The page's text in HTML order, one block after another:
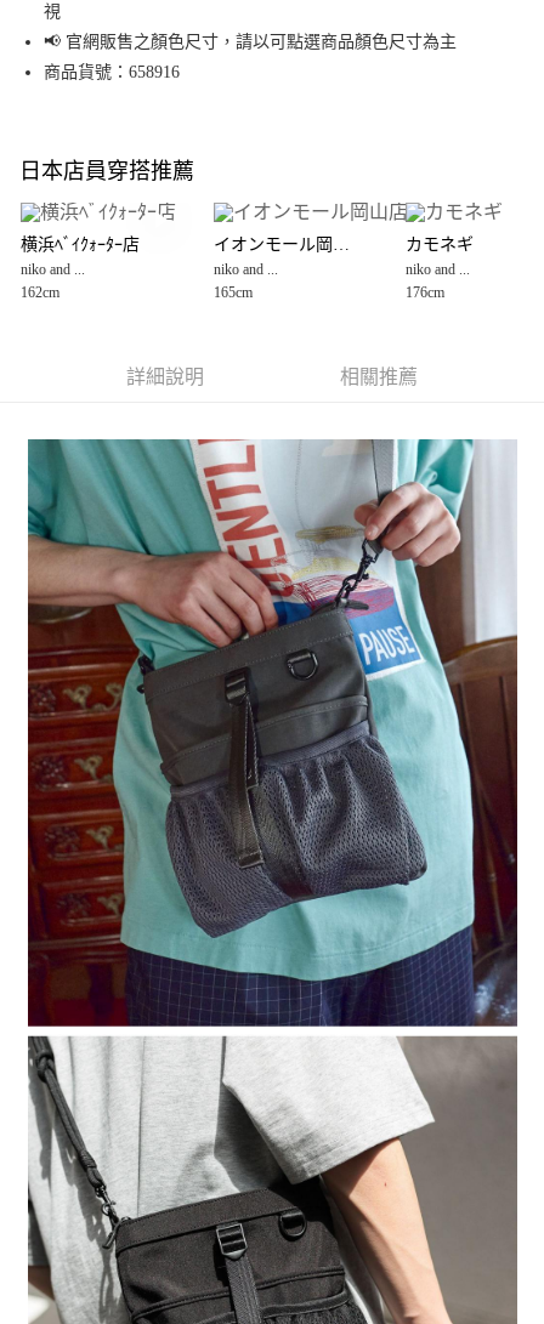
街口支付
悠遊付
全盈+PAY
大哥付你分期
【大哥付你分期使用說明】
1.本服務由台灣大哥大提供，台灣大哥大用戶可立即使用無須另外申請。
2.付款方式選擇「大哥付你分期」，訂單成立後會自動跳轉到大哥付的交易
3.實際核准額度、可分期數及費用金額請依後續交易確認頁面所載為準。
4.訂單成立30分鐘內，如未前往確認交易或遇審核未通過，訂單將自動取
【繳款方式說明】
1.分期款項不併入電信帳單，「大哥付你分期」於每月結算日後寄送繳費提
2.透過簡訊連結打開帳單後，可選擇「超商條碼／台灣大直營門市／銀行轉
帳／街口支付／iPASS MONEY」等通路繳費。
【注意事項】
1.本服務係由「台灣大哥大股份有限公司」（以下簡稱本公司）所提供，讓
用戶於交易時，得透過本服務購買商品或服務，並由商店將買賣／分期付款
買賣價金債權讓與本公司後，依約使用本公司帳單繳交帳款。
2.基於同意付款使用「大哥付你分期」之契約關係目的，商店將以您的個人
資料（包含姓名、電話或地址）提供予台灣大哥大進項蒐集、處理及利用，
由本公司與您本人進行分期帳單所需資料之確認、核對及更正。
3.完整用戶服務條款，請詳閱以下連結：
https://oppay.tw/userRule
AFTEE先享後付
３．安心：先確認商品／服務後，再付款。
【「AFTEE先享後付」結帳流程】
１．於結帳方式選擇「AFTEE先享後付」後，將跳轉至「AFTEE先享後付」
結帳頁面，進行簡訊認證並確認金額後，即可完成結帳。
２．訂單成立數日內，您將收到繳費通知簡訊。
３．收到繳費通知簡訊後14天內，點擊此簡訊中的連結，可透過四大超商／
ATM／網路銀行／等多元方式進行付款，方視為交易完成。
※ 請注意：結帳手續完成當下不需立刻繳費，但若您需要取消訂單，請聯絡
購買商品的店家。未經商家同意取消之訂單仍視為有效，需透過AFTEE先享
後付繳納相關費用。
※ 交易是否成功請以「AFTEE先享後付 」之結帳頁面顯示為準，若有關於
是否繳費成功／繳費後需取消欲退款等相關疑問，請聯繫「AFTEE先享後付
客戶支援中心」https://netprotections.freshdesk.com/support/home
【注意事項】
１．透過由恩沛科技股份有限公司提供之「AFTEE先享後付」服務完成之交
易，需依本服務之必要範圍內提供個人資料，並將交易相關給付款項請求債
權轉讓予恩沛科技股份有限公司。
２．關於個人資料處理事宜，請瀏覽以下網址：https://aftee.tw/terms/#terms3
３．未成年的使用者請事先徵得法定代理人或監護人之同意方可使用
「AFTEE先享後付」，若未經同意申辦者引起之損失，本公司不負相關責
４．使用「AFTEE先享後付」時，將依據個別帳號之用戶狀況，依本公司即
時審查核予不同之上限額度；若仍有額度不足之情形，本公司將視審查結果
請求用戶進行身份認證。
５．嚴禁一人註冊多個帳號或使用他人資訊註冊。若發現惡意使用之情形，
恩沛科技股份有限公司將有權停止該用戶之使用額度並採取法律行動。
每筆NT$80，滿NT$1,500(含以上)免運費
付款後 全家取貨
每筆NT$80，滿NT$1,500(含以上)免運費
7-11 取貨付款
每筆NT$80，滿NT$1,500(含以上)免運費
付款後 7-11取貨
每筆NT$80，滿NT$1,500(含以上)免運費
宅配
每筆NT$80，滿NT$1,500(含以上)免運費
視
📢 官網販售之顏色尺寸，請以可點選商品顏色尺寸為主
商品貨號：658916
日本店員穿搭推薦
横浜ﾍﾞｲｸｫｰﾀｰ店
niko and ...
162cm
イオンモール岡山店
niko and ...
165cm
カモネギ
niko and ...
176cm
詳細說明 相關推薦